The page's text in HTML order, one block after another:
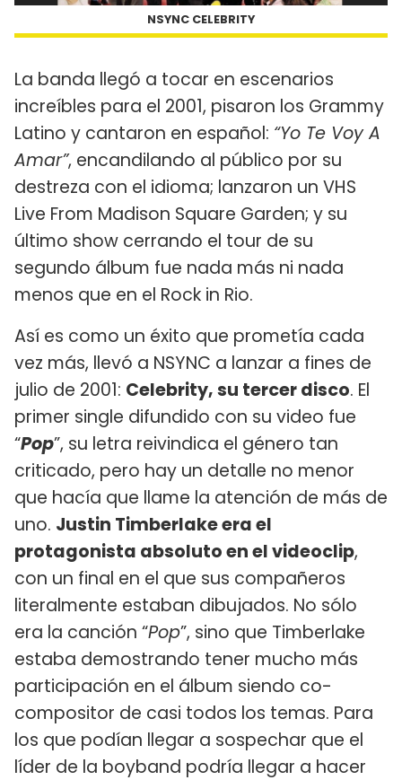
NSYNC CELEBRITY
La banda llegó a tocar en escenarios
increíbles para el 2001, pisaron los Grammy
Latino y cantaron en español: “Yo Te Voy A
Amar”, encandilando al público por su
destreza con el idioma; lanzaron un VHS
Live From Madison Square Garden; y su
último show cerrando el tour de su
segundo álbum fue nada más ni nada
menos que en el Rock in Rio.
Así es como un éxito que prometía cada
vez más, llevó a NSYNC a lanzar a fines de
julio de 2001: Celebrity, su tercer disco. El
primer single difundido con su video fue
“Pop”, su letra reivindica el género tan
criticado, pero hay un detalle no menor
que hacía que llame la atención de más de
uno. Justin Timberlake era el
protagonista absoluto en el videoclip,
con un final en el que sus compañeros
literalmente estaban dibujados. No sólo
era la canción “Pop”, sino que Timberlake
estaba demostrando tener mucho más
participación en el álbum siendo co-
compositor de casi todos los temas. Para
los que podían llegar a sospechar que el
líder de la boyband podría llegar a hacer